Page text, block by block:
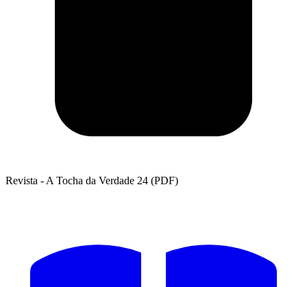
Revista - A Tocha da Verdade 24 (PDF)